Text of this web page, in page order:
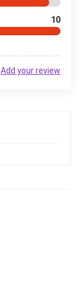
10
Add your review